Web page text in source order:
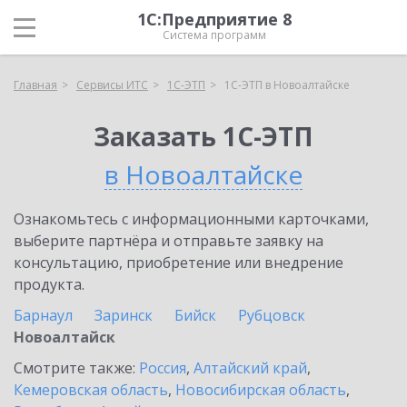
1С:Предприятие 8
Система программ
Главная Сервисы ИТС 1С-ЭТП 1С-ЭТП в Новоалтайске
Заказать 1С-ЭТП
в Новоалтайске
Ознакомьтесь с информационными карточками,
выберите партнёра и отправьте заявку на
консультацию, приобретение или внедрение
продукта.
Барнаул
Заринск Бийск
Рубцовск
Новоалтайск
Смотрите также: Россия, Алтайский край,
Кемеровская область, Новосибирская область,